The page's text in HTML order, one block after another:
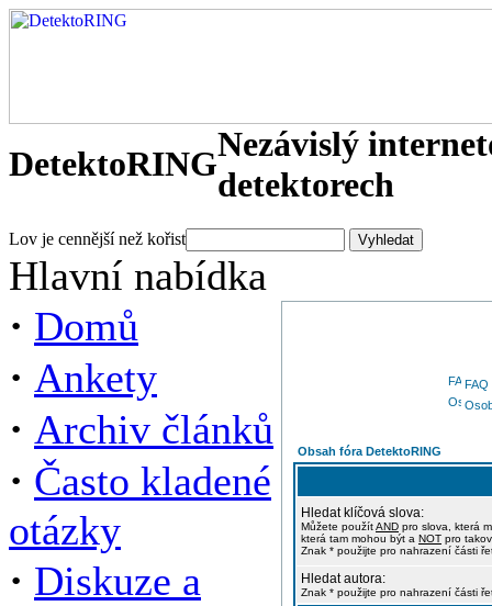
DetektoRINGNezávislý
detektorech
Lov je cennější než kořist
Hlavní nabídka
· Domů
· Ankety
· Archiv článků
· Často kladené
otázky
· Diskuze a
FAQ
Obsah fóra DetektoRING
Hledat klíčová slova:
Můžete použítAND pro slova, která
která tam mohou být a NOT pro
Znak * použijte pro nahrazení části
Hledat autora:
Znak * použijte pro nahrazení části